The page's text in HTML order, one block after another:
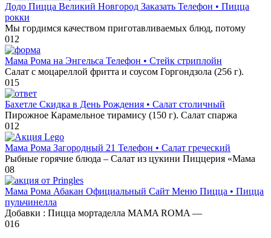
Додо Пицца Великий Новгород Заказать Телефон • Пицца
рокки
Мы гордимся качеством приготавливаемых блюд, потому
012
Мама Рома на Энгельса Телефон • Стейк стриплойн
Салат с моцареллой фритта и соусом Горгондзола (256 г).
015
Бахетле Скидка в День Рождения • Салат столичный
Пирожное Карамельное тирамису (150 г). Салат спаржа
012
Мама Рома Загородный 21 Телефон • Салат греческий
Рыбные горячие блюда – Салат из цукини Пиццерия «Мама
08
Мама Рома Абакан Официальный Сайт Меню Пицца • Пицца
пульчинелла
Добавки : Пицца мортаделла MAMA ROMA —
016